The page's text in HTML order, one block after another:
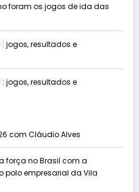
foram os jogos de ida das
: jogos, resultados e
: jogos, resultados e
com Cláudio Alves
força no Brasil com a
polo empresarial da Vila